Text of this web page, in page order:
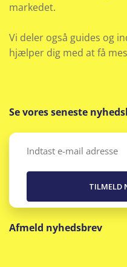
Nøglefri døre
Parkeringssensor bag
Parkeringssensor
Radio
Rat m. varme
markedet.
Vi deler også guides og
hjælper dig med at få
Se vores seneste
Email
Afmeld nyhedsbrev